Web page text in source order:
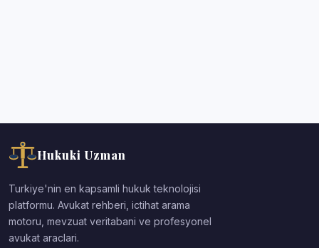
Hukuki Uzman
Turkiye'nin en kapsamli hukuk teknolojisi
platformu. Avukat rehberi, ictihat arama
motoru, mevzuat veritabani ve profesyonel
avukat araclari.